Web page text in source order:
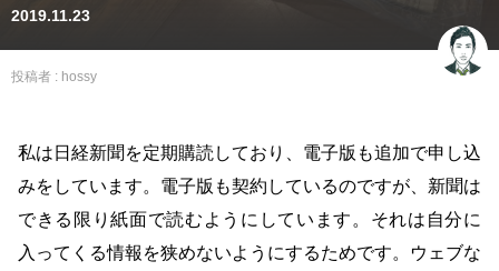
2019.11.23
投稿者 : hossy
私は日経新聞を定期購読しており、電子版も追加で申し込
みをしています。電子版も契約しているのですが、新聞は
できる限り紙面で読むようにしています。それは自分に
入ってくる情報を狭めないようにするためです。ウェブな